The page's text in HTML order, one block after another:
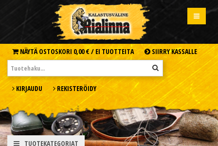
NÄYTÄ OSTOSKORI 0,00 € / EI TUOTTEITA SIIRRY KASSALLE
KIRJAUDU REKISTERÖIDY
TUOTEKATEGORIAT